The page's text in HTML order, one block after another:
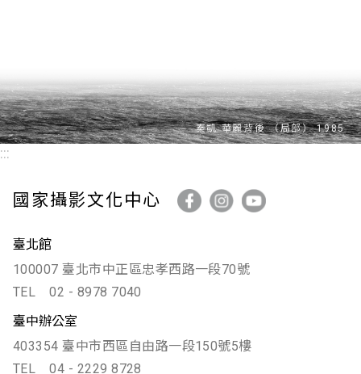
:::
國家攝影文化中心
臺北館
100007 臺北市中正區忠孝西路一段70號
TEL
02 - 8978 7040
臺中辦公室
403354 臺中市西區自由路一段150號5樓
TEL
04 - 2229 8728